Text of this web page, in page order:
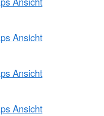
Ansicht
Ansicht
Ansicht